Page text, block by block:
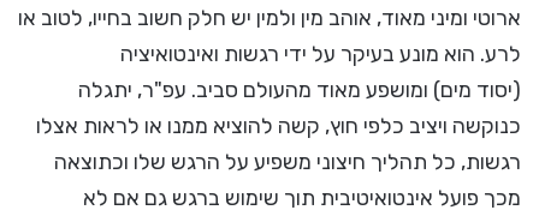
ארוטי ומיני מאוד, אוהב מין ולמין יש חלק חשוב בחייו, לטוב או
לרע. הוא מונע בעיקר על ידי רגשות ואינטואיציה
(יסוד מים) ומושפע מאוד מהעולם סביב. עפ"ר, יתגלה
כנוקשה ויציב כלפי חוץ, קשה להוציא ממנו או לראות אצלו
רגשות, כל תהליך חיצוני משפיע על הרגש שלו וכתוצאה
מכך פועל אינטואיטיבית תוך שימוש ברגש גם אם לא